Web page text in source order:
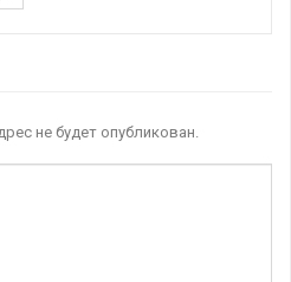
не будет опубликован.